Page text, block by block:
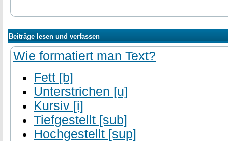
Beiträge lesen und verfassen
Wie formatiert man Text?
Fett [b]
Unterstrichen [u]
Kursiv [i]
Tiefgestellt [sub]
Hochgestellt [sup]